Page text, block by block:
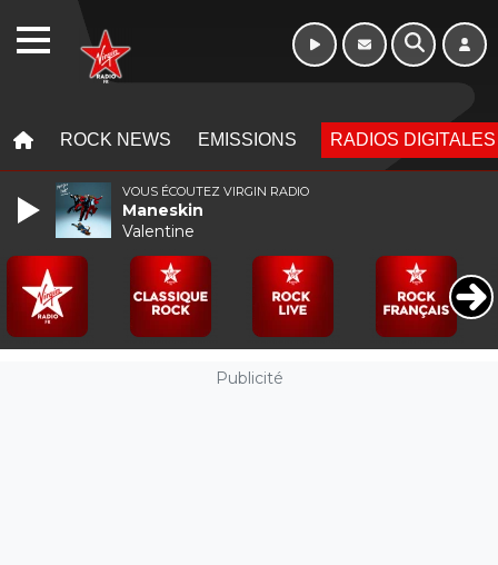
ROCK NEWS EMISSIONS RADIOS DIGITALES
Publicité
VOUS ÉCOUTEZ VIRGIN RADIO
Maneskin
Valentine
WEBRADIO Week-end de 06h
à 12h